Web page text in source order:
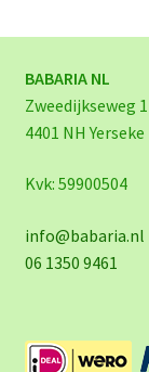
BABARIA NL
Zweedijkseweg 1
4401 NH Yerseke
Kvk: 59900504
info@babaria.nl
06 1350 9461